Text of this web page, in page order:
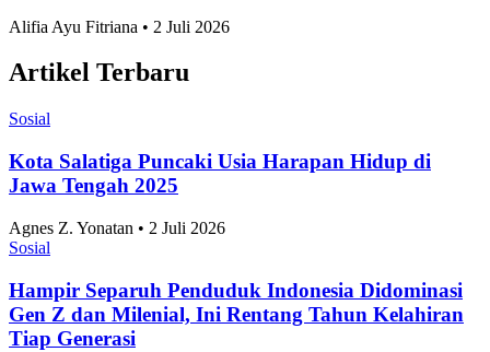
Alifia Ayu Fitriana • 2 Juli 2026
Artikel Terbaru
Sosial
Kota Salatiga Puncaki Usia Harapan Hidup di
Jawa Tengah 2025
Agnes Z. Yonatan • 2 Juli 2026
Sosial
Hampir Separuh Penduduk Indonesia Didominasi
Gen Z dan Milenial, Ini Rentang Tahun Kelahiran
Tiap Generasi